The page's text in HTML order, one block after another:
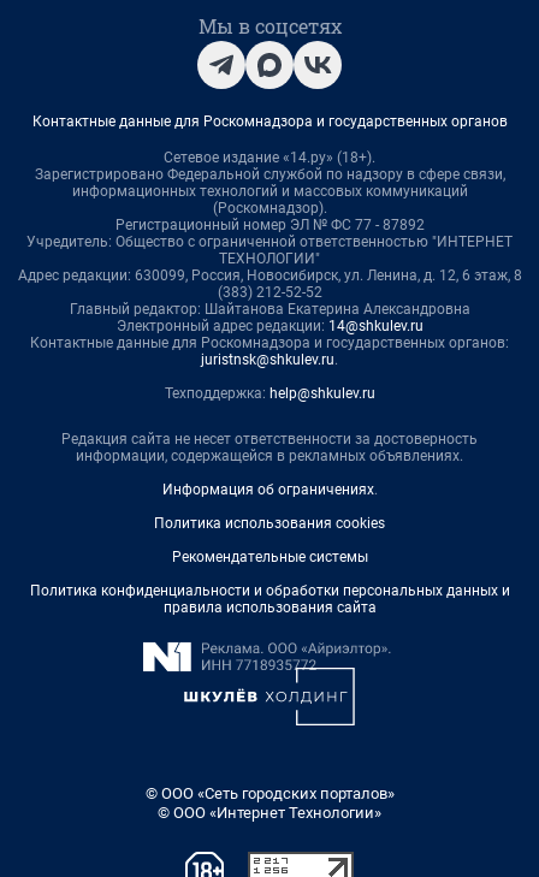
Мы в соцсетях
Контактные данные для Роскомнадзора и государственных органов
Сетевое издание «14.ру» (18+).
Зарегистрировано Федеральной службой по надзору в сфере связи,
информационных технологий и массовых коммуникаций
(Роскомнадзор).
Регистрационный номер ЭЛ № ФС 77 - 87892
Учредитель: Общество с ограниченной ответственностью "ИНТЕРНЕТ
ТЕХНОЛОГИИ"
Адрес редакции: 630099, Россия, Новосибирск, ул. Ленина, д. 12, 6 этаж, 8
(383) 212-52-52
Главный редактор: Шайтанова Екатерина Александровна
Электронный адрес редакции: 14@shkulev.ru
Контактные данные для Роскомнадзора и государственных органов:
juristnsk@shkulev.ru.
Техподдержка: help@shkulev.ru
Редакция сайта не несет ответственности за достоверность
информации, содержащейся в рекламных объявлениях.
Информация об ограничениях.
Политика использования cookies
Рекомендательные системы
Политика конфиденциальности и обработки персональных данных и
правила использования сайта
© ООО «Сеть городских порталов»
© ООО «Интернет Технологии»